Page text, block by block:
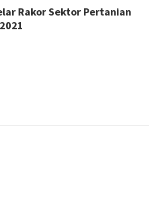
Rakor Sektor Pertanian